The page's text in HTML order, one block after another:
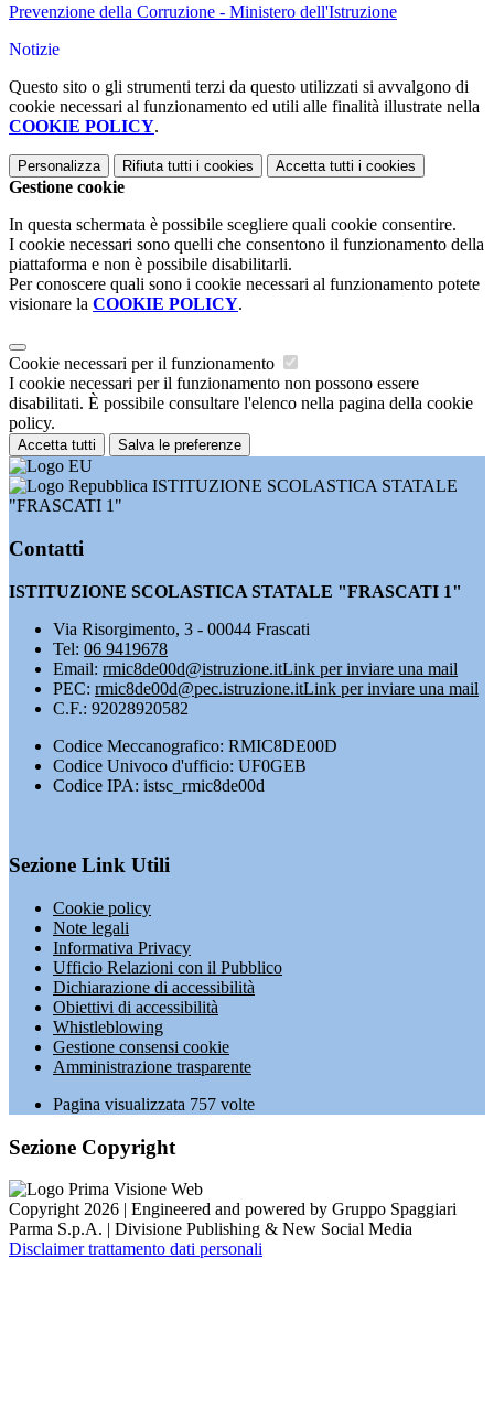
Prevenzione della Corruzione - Ministero dell'Istruzione
Notizie
Questo sito o gli strumenti terzi da questo utilizzati si avvalgono di
cookie necessari al funzionamento ed utili alle finalità illustrate nella
COOKIE POLICY.
Personalizza Rifiuta tutti i cookies Accetta tutti i cookies
Gestione cookie
In questa schermata è possibile scegliere quali cookie consentire.
I cookie necessari sono quelli che consentono il funzionamento della
piattaforma e non è possibile disabilitarli.
Per conoscere quali sono i cookie necessari al funzionamento potete
visionare la COOKIE POLICY.
Cookie necessari per il funzionamento
I cookie necessari per il funzionamento non possono essere
disabilitati. È possibile consultare l'elenco nella pagina della cookie
policy.
Accetta tutti Salva le preferenze
ISTITUZIONE SCOLASTICA STATALE
"FRASCATI 1"
Contatti
ISTITUZIONE SCOLASTICA STATALE "FRASCATI 1"
Via Risorgimento, 3 - 00044 Frascati
Tel: 06 9419678
Email: rmic8de00d@istruzione.itLink per inviare una mail
PEC: rmic8de00d@pec.istruzione.itLink per inviare una mail
C.F.: 92028920582
Codice Meccanografico: RMIC8DE00D
Codice Univoco d'ufficio: UF0GEB
Codice IPA: istsc_rmic8de00d
Sezione Link Utili
Cookie policy
Note legali
Informativa Privacy
Ufficio Relazioni con il Pubblico
Dichiarazione di accessibilità
Obiettivi di accessibilità
Whistleblowing
Gestione consensi cookie
Amministrazione trasparente
Pagina visualizzata 757 volte
Sezione Copyright
Copyright 2026 | Engineered and powered by Gruppo Spaggiari
Parma S.p.A. | Divisione Publishing & New Social Media
Disclaimer trattamento dati personali